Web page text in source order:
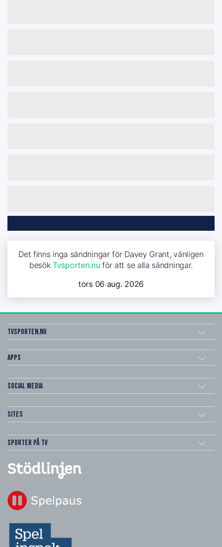
Det finns inga sändningar för Davey Grant, vänligen
besökTvsporten.nu för att se alla sändningar.
tors 06 aug. 2026
Tvsporten.nu
Apps
Social Media
Sites
Sporter på TV